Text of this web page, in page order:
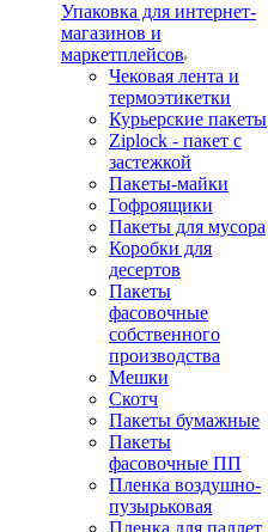
Упаковка для интернет-
магазинов и
маркетплейсов
Чековая лента и
термоэтикетки
Курьерские пакеты
Ziplock - пакет с
застежкой
Пакеты-майки
Гофроящики
Пакеты для мусора
Коробки для
десертов
Пакеты
фасовочные
собственного
производства
Мешки
Скотч
Пакеты бумажные
Пакеты
фасовочные ПП
Пленка воздушно-
пузырьковая
Пленка для паллет